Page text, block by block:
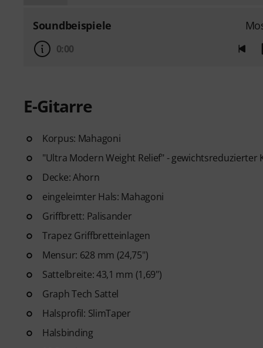
Soundbeispiele
0:00
E-Gitarre
Korpus: Mahagoni
"Ultra Modern Weight Relief" - gewichtsreduzierter
Decke: Ahorn
eingeleimter Hals: Mahagoni
Griffbrett: Palisander
Trapez Griffbretteinlagen
Mensur: 628 mm (24,75")
Sattelbreite: 43,1 mm (1,69")
Graph Tech Sattel
Halsprofil: SlimTaper
Halsbinding